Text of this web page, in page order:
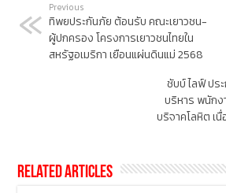
Previous
ทิพยประกันภัย ต้อนรับ คณะเยาวชน-
ผู้ปกครอง โครงการเยาวชนไทยใน
สหรัฐอเมริกา เยือนแผ่นดินแม่ 2568
ชับบ์ ไลฟ์ ปร
บริหาร พนักง
บริจาคโลหิต เ
Related Articles